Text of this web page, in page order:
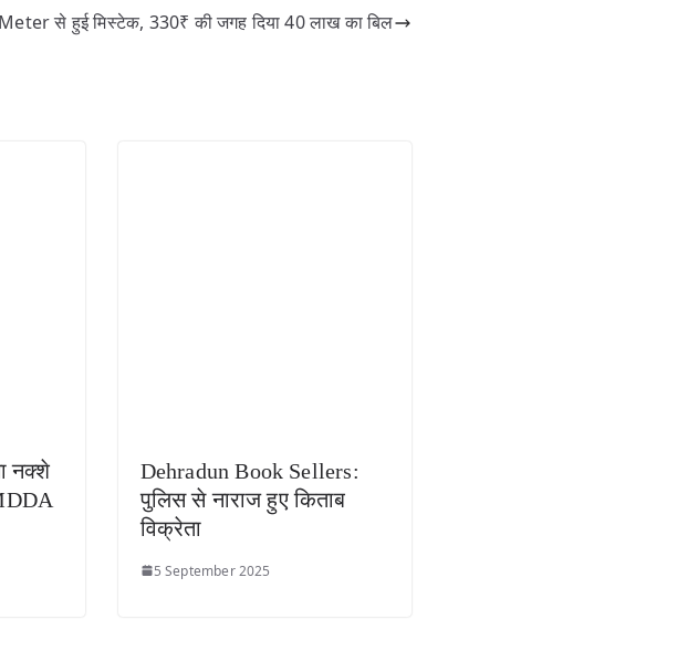
से हुई मिस्टेक, 330₹ की जगह दिया 40 लाख का बिल
नक्शे
Dehradun Book Sellers:
पुलिस से नाराज हुए किताब
विक्रेता
5 September 2025